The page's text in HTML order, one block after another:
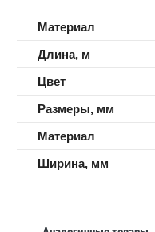
Материал
Длина, м
Цвет
Размеры, мм
Материал
Ширина, мм